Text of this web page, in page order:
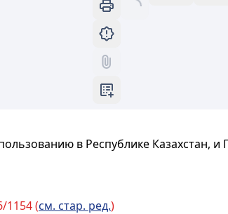
в Республике Казахстан, и
1154 (см. стар. ред.)